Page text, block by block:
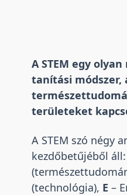
A STEM egy
tanítási módszer,
területeket
A STEM szó négy
kezdőbetűjéből áll:
(technológia), E –